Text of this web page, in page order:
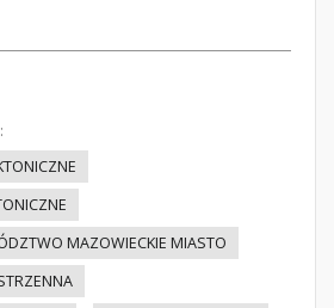
MAZOWIECKIE MIASTO